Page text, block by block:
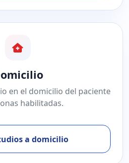
en el domicilio del paciente
habilitadas.
a domicilio